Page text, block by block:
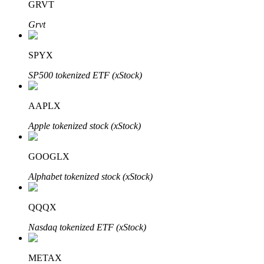
Khóa BTR
Đầu tư độc quyền cho người nắm giữ BTR
Khoản vay
GRVT
Grvt
SPYX
SP500 tokenized ETF (xStock)
AAPLX
Apple tokenized stock (xStock)
GOOGLX
Alphabet tokenized stock (xStock)
QQQX
Nasdaq tokenized ETF (xStock)
METAX